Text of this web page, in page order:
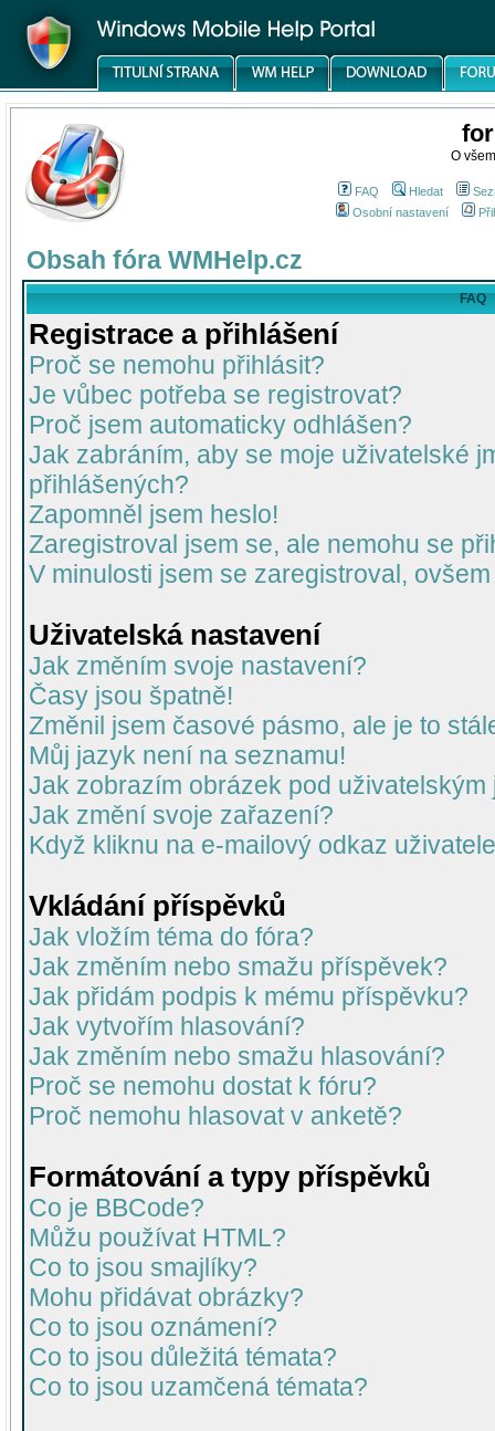
O
FAQ Hledat
Osobní nastavení
Obsah fóra WMHelp.cz
FAQ
Registrace a přihlášení
Proč se nemohu přihlásit?
Je vůbec potřeba se registrovat?
Proč jsem automaticky odhlášen?
Jak zabráním, aby se moje uživatelské
přihlášených?
Zapomněl jsem heslo!
Zaregistroval jsem se, ale nemohu se
V minulosti jsem se zaregistroval,
Uživatelská nastavení
Jak změním svoje nastavení?
Časy jsou špatně!
Změnil jsem časové pásmo, ale je to
Můj jazyk není na seznamu!
Jak zobrazím obrázek pod uživatelským
Jak změní svoje zařazení?
Když kliknu na e-mailový odkaz
Vkládání příspěvků
Jak vložím téma do fóra?
Jak změním nebo smažu příspěvek?
Jak přidám podpis k mému příspěvku?
Jak vytvořím hlasování?
Jak změním nebo smažu hlasování?
Proč se nemohu dostat k fóru?
Proč nemohu hlasovat v anketě?
Formátování a typy příspěvků
Co je BBCode?
Můžu používat HTML?
Co to jsou smajlíky?
Mohu přidávat obrázky?
Co to jsou oznámení?
Co to jsou důležitá témata?
Co to jsou uzamčená témata?